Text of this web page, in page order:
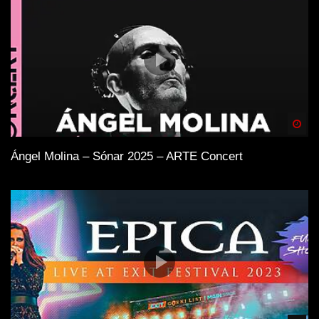
Ángel Molina – Sónar 2025 – ARTE Concert